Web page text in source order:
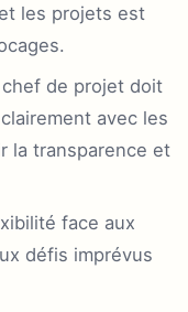
les projets est
chef de projet doit
avec les
la transparence et
face aux
défis imprévus